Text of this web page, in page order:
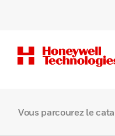
Vous parcourez le